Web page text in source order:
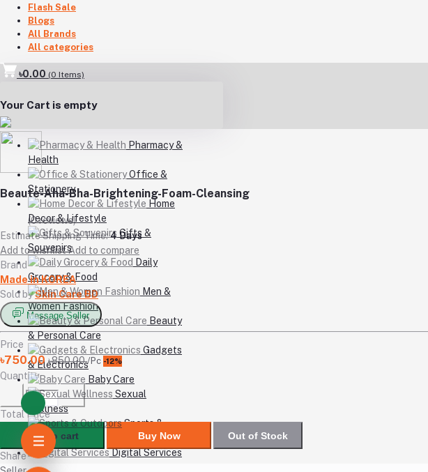
Flash Sale
Blogs
All Brands
All categories
৳0.00 (0 Items)
Your Cart is empty
Pharmacy &
Health
Office &
Stationery
Home
Decor & Lifestyle
Gifts &
Souvenirs
Daily
Grocery & Food
Men &
Women Fashion
Beauty
& Personal Care
Gadgets
& Electronics
Baby Care
Sexual
Wellness
Sports &
Outdoors
Digital Services
Beaute-Aha-Bha-Brightening-Foam-Cleansing
(0 reviews)
Estimate Shipping Time:4 Days
Add to wishlistAdd to compare
Brand
Made in KOREA
Sold bySkin Care BD
Message Seller
Price
৳750.00৳850.00/Pc -12%
Quantity
Total Price
Add to cart
Buy Now
Out of Stock
Share